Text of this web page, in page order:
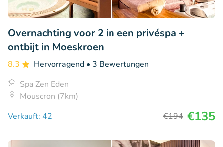
Overnachting voor 2 in een privéspa +
ontbijt in Moeskroen
8.3 Hervorragend • 3 Bewertungen
Spa Zen Eden
Mouscron (7km)
Verkauft: 42
€194 €135